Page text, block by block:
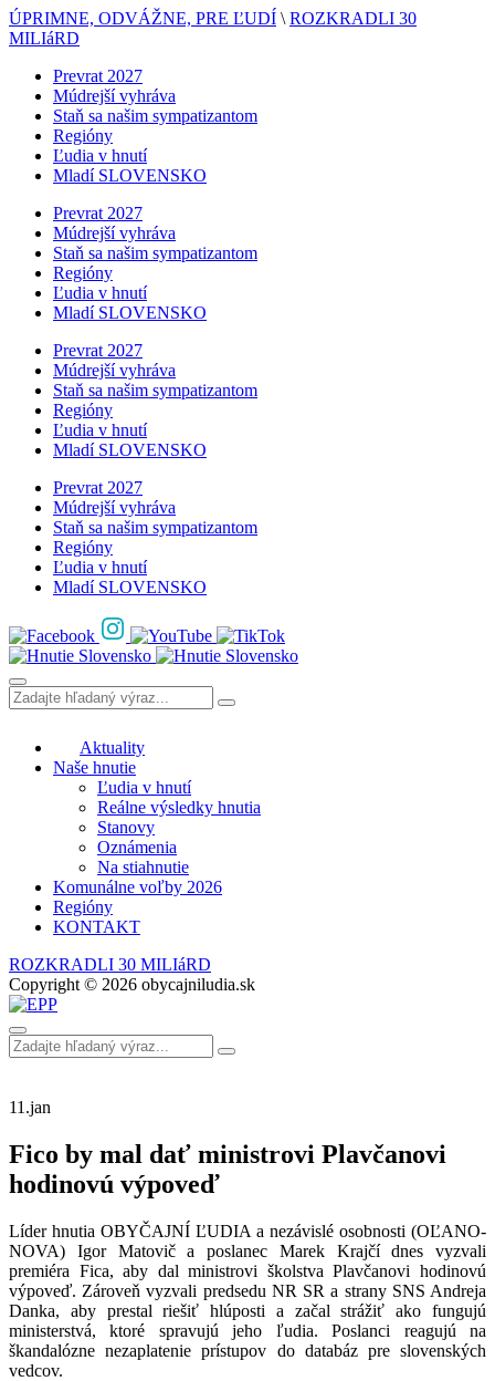
ÚPRIMNE, ODVÁŽNE, PRE ĽUDÍ \ ROZKRADLI 30
MILIáRD
Prevrat 2027
Múdrejší vyhráva
Staň sa našim sympatizantom
Regióny
Ľudia v hnutí
Mladí SLOVENSKO
Prevrat 2027
Múdrejší vyhráva
Staň sa našim sympatizantom
Regióny
Ľudia v hnutí
Mladí SLOVENSKO
Prevrat 2027
Múdrejší vyhráva
Staň sa našim sympatizantom
Regióny
Ľudia v hnutí
Mladí SLOVENSKO
Prevrat 2027
Múdrejší vyhráva
Staň sa našim sympatizantom
Regióny
Ľudia v hnutí
Mladí SLOVENSKO
Aktuality
Naše hnutie
Ľudia v hnutí
Reálne výsledky hnutia
Stanovy
Oznámenia
Na stiahnutie
Komunálne voľby 2026
Regióny
KONTAKT
ROZKRADLI 30 MILIáRD
Copyright © 2026 obycajniludia.sk
11.jan
Fico by mal dať ministrovi Plavčanovi
hodinovú výpoveď
Líder hnutia OBYČAJNÍ ĽUDIA a nezávislé osobnosti (OĽANO-
NOVA) Igor Matovič a poslanec Marek Krajčí dnes vyzvali
premiéra Fica, aby dal ministrovi školstva Plavčanovi hodinovú
výpoveď. Zároveň vyzvali predsedu NR SR a strany SNS Andreja
Danka, aby prestal riešiť hlúposti a začal strážiť ako fungujú
ministerstvá, ktoré spravujú jeho ľudia. Poslanci reagujú na
škandalózne nezaplatenie prístupov do databáz pre slovenských
vedcov.